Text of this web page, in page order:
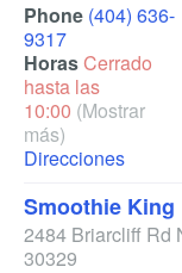
Phone (404) 636-
9317
HorasCerrado
hasta las
10:00 (Mostrar
más)
Direcciones
Smoothie King
2484 Briarcliff Rd
30329